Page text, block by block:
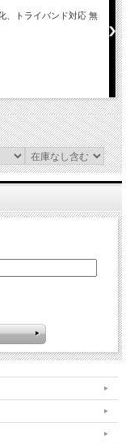
、トライバンド対応 無